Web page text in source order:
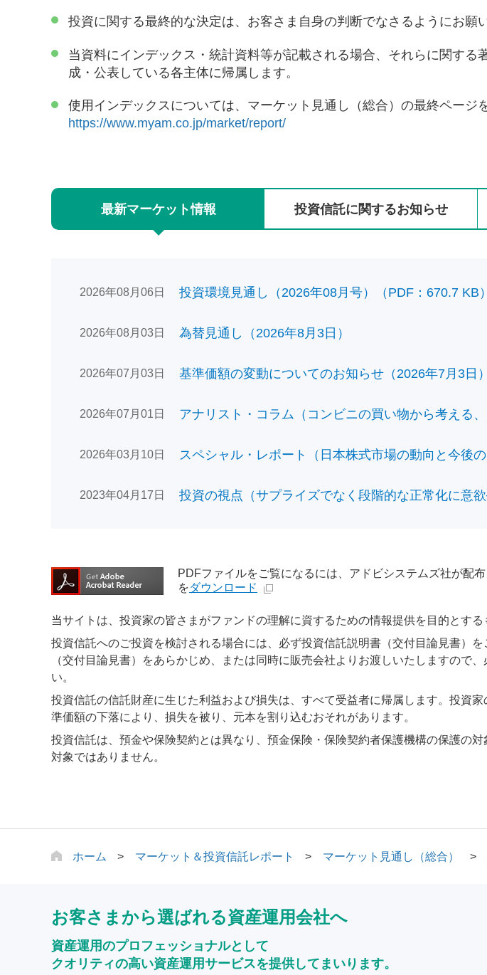
投資に関する最終的な決定は、お客さま自身の判断でなさるようにお願
当資料にインデックス・統計資料等が記載される場合、それらに関する
成・公表している各主体に帰属します。
使用インデックスについては、マーケット見通し（総合）の最終ページ
https://www.myam.co.jp/market/report/
最新マーケット情報 投資信託に関するお知らせ
2026年08月06日 投資環境見通し（2026年08月号）（PDF：670.7 KB）
2026年08月03日 為替見通し（2026年8月3日）
2026年07月03日 基準価額の変動についてのお知らせ（2026年7月3日
2026年07月01日 アナリスト・コラム（コンビニの買い物から考える
2026年03月10日 スペシャル・レポート（日本株式市場の動向と今後
2023年04月17日 投資の視点（サプライズでなく段階的な正常化に意
PDFファイルをご覧になるには、アドビシステムズ社が配
をダウンロード
当サイトは、投資家の皆さまがファンドの理解に資するための情報提供を目的とする
投資信託へのご投資を検討される場合には、必ず投資信託説明書（交付目論見書）
（交付目論見書）をあらかじめ、または同時に販売会社よりお渡しいたしますので
い。
投資信託の信託財産に生じた利益および損失は、すべて受益者に帰属します。投資
準価額の下落により、損失を被り、元本を割り込むおそれがあります。
投資信託は、預金や保険契約とは異なり、預金保険・保険契約者保護機構の保護の
対象ではありません。
ホーム マーケット＆投資信託レポート マーケット見通し（総合）
お客さまから選ばれる資産運用会社へ
資産運用のプロフェッショナルとして
クオリティの高い資産運用サービスを提供してまいります。